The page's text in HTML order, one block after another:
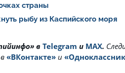
страны
рыбу из Каспийского моря
в Telegram и MAX.
«ВКонтакте» и